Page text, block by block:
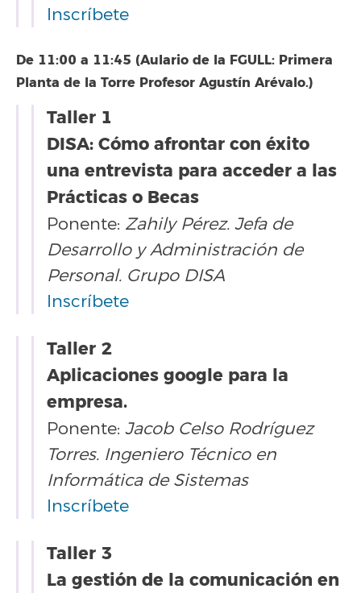
Inscríbete
De 11:00 a 11:45 (Aulario de la FGULL: Primera
Planta de la Torre Profesor Agustín Arévalo.)
Taller 1
DISA: Cómo afrontar con éxito
una entrevista para acceder a las
Prácticas o Becas
Ponente: Zahily Pérez. Jefa de
Desarrollo y Administración de
Personal. Grupo DISA
Inscríbete
Taller 2
Aplicaciones google para la
empresa.
Ponente: Jacob Celso Rodríguez
Torres. Ingeniero Técnico en
Informática de Sistemas
Inscríbete
Taller 3
La gestión de la comunicación en